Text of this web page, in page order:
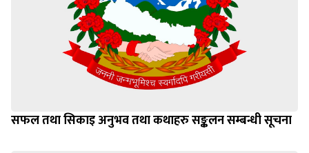
सफल तथा सिकाइ अनुभव तथा कथाहरु सङ्कलन सम्बन्धी सूचना